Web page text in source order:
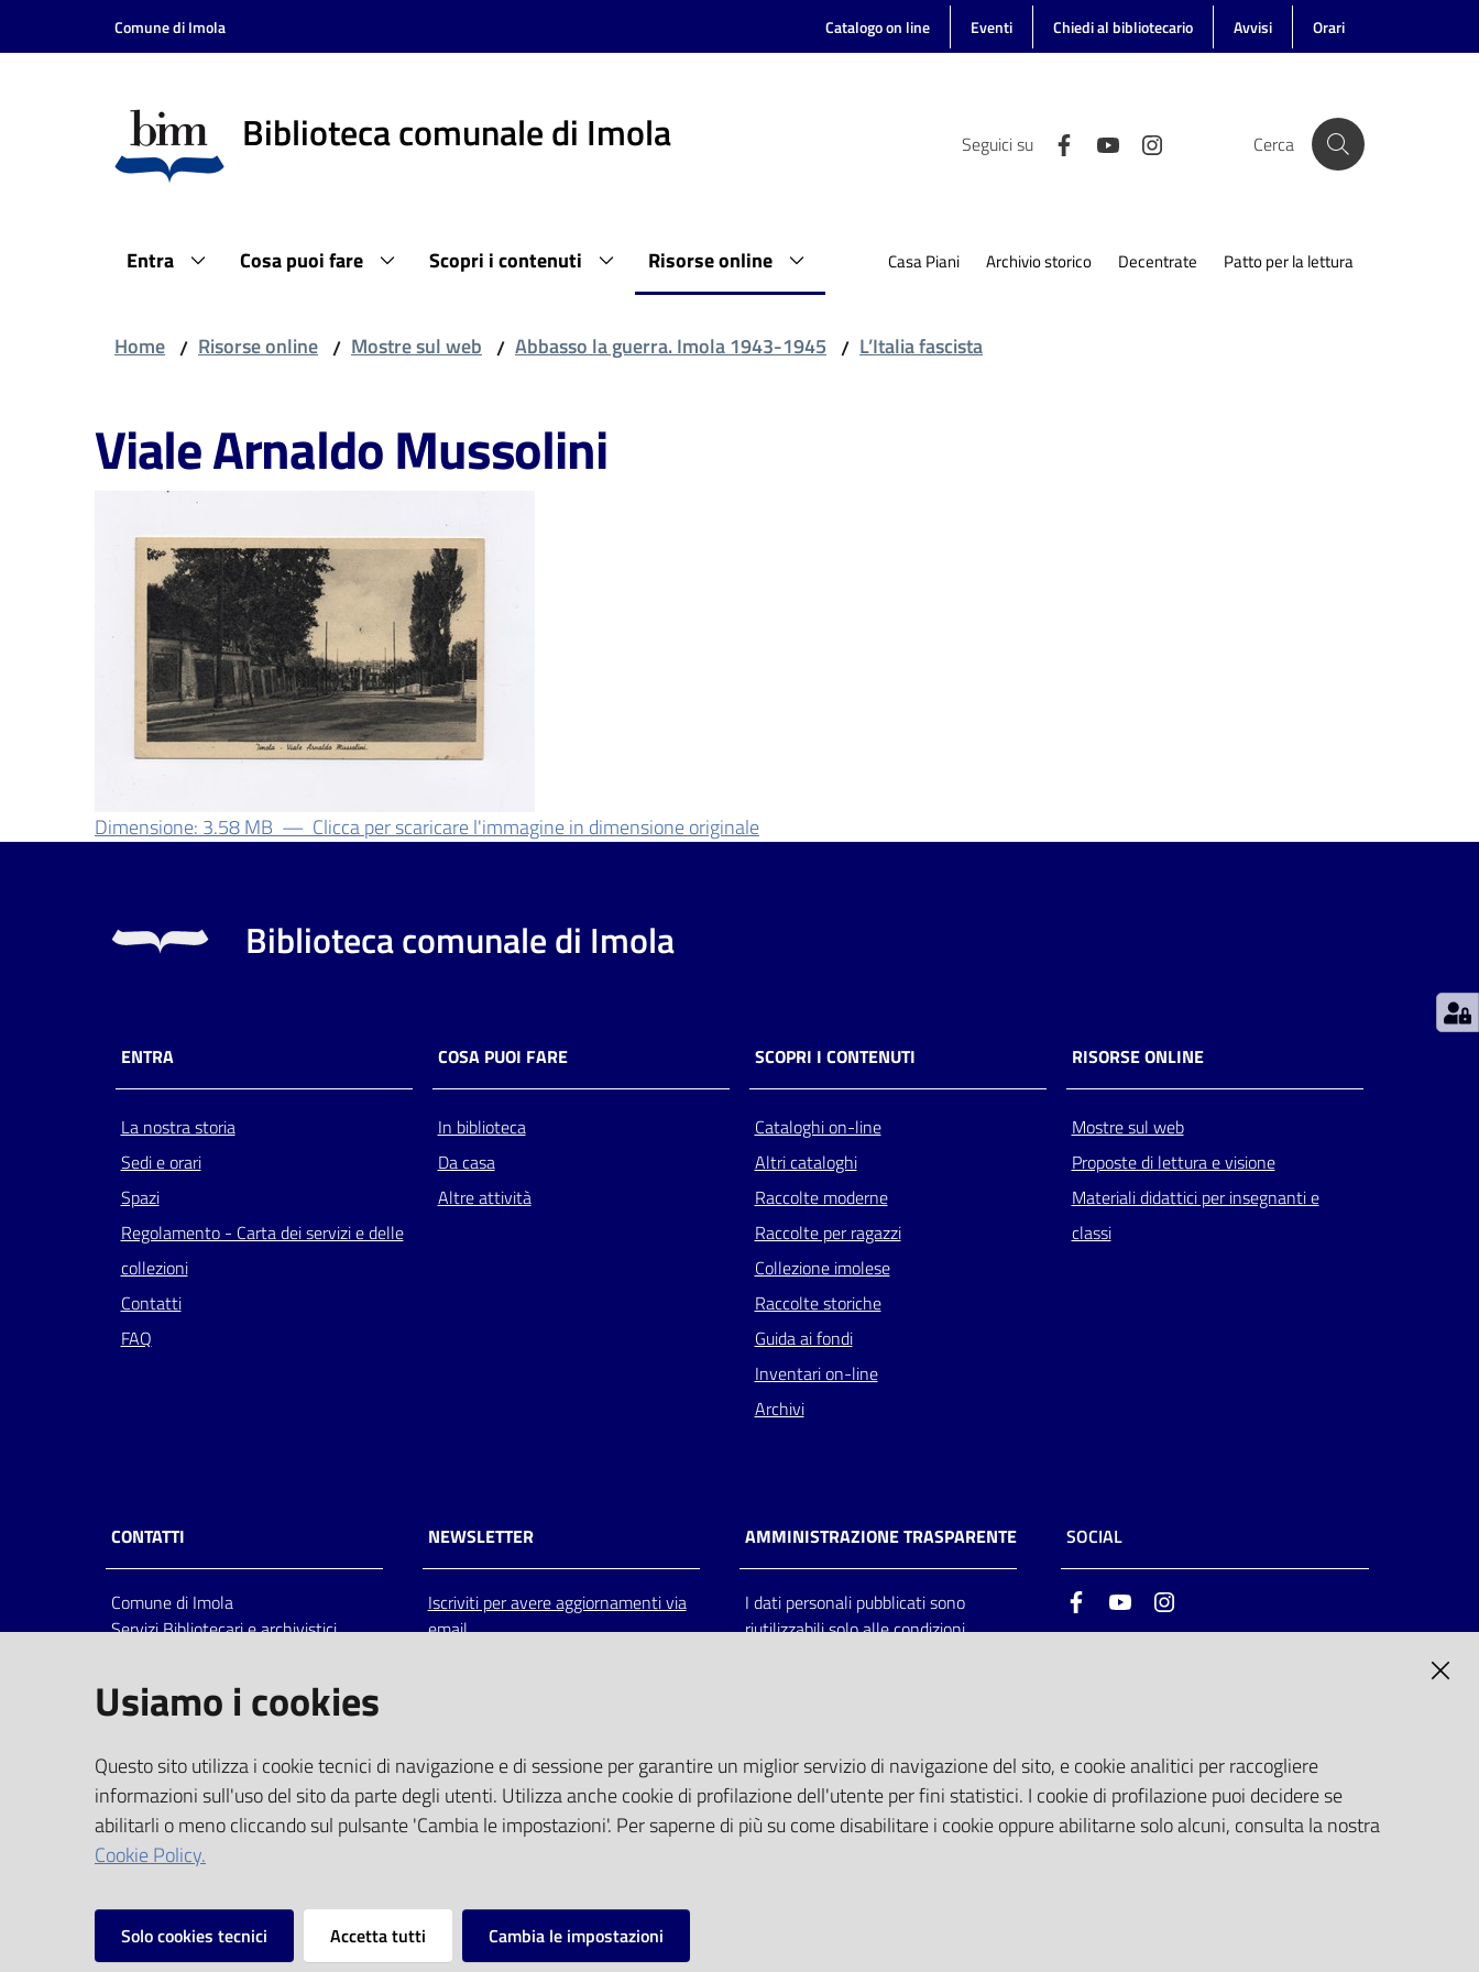
Vai al contenuto
Vai alla navigazione
Comune di Imola Catalogo on line Eventi Chiedi al bibliotecario Avvisi Orari
Biblioteca comunale di Imola Seguici su Cerca
Entra Cosa puoi fare Scopri i contenuti Risorse online Casa Piani Archivio storico Decentrate Patto per la lettura
Home / Risorse online / Mostre sul web / Abbasso la guerra. Imola 1943-1945 / L’Italia fascista
Viale Arnaldo Mussolini
Dimensione: 3.58 MB — Clicca per scaricare l'immagine in dimensione originale
Biblioteca comunale di Imola
ENTRA
La nostra storia
Sedi e orari
Spazi
Regolamento - Carta dei servizi e delle
collezioni
Contatti
FAQ
COSA PUOI FARE
In biblioteca
Da casa
Altre attività
SCOPRI I CONTENUTI
Cataloghi on-line
Altri cataloghi
Raccolte moderne
Raccolte per ragazzi
Collezione imolese
Raccolte storiche
Guida ai fondi
Inventari on-line
Archivi
RISORSE ONLINE
Mostre sul web
Proposte di lettura e visione
Materiali didattici per insegnanti e
classi
CONTATTI
Comune di Imola
Servizi Bibliotecari e archivistici
Italia
centralino: tel 0542.6026.36 fax
bim@comune.imola.bo.it
PEC
comune.imola@cert.provincia.bo.it
P.IVA 00523381200
C.F. 00794470377
NEWSLETTER
Iscriviti per avere aggiornamenti via
email
AMMINISTRAZIONE TRASPARENTE
I dati personali pubblicati sono
riutilizzabili solo alle condizioni
SOCIAL
FacebookYoutube
Vai alla pagina
Usiamo i cookies
Questo sito utilizza i cookie tecnici di navigazione e di sessione per garantire un miglior servizio di navigazione del sito, e cookie analitici per raccogliere
informazioni sull'uso del sito da parte degli utenti. Utilizza anche cookie di profilazione dell'utente per fini statistici. I cookie di profilazione puoi decidere se
abilitarli o meno cliccando sul pulsante 'Cambia le impostazioni'. Per saperne di più su come disabilitare i cookie oppure abilitarne solo alcuni, consulta la nostra
Cookie Policy.
Solo cookies tecnici Accetta tutti Cambia le impostazioni